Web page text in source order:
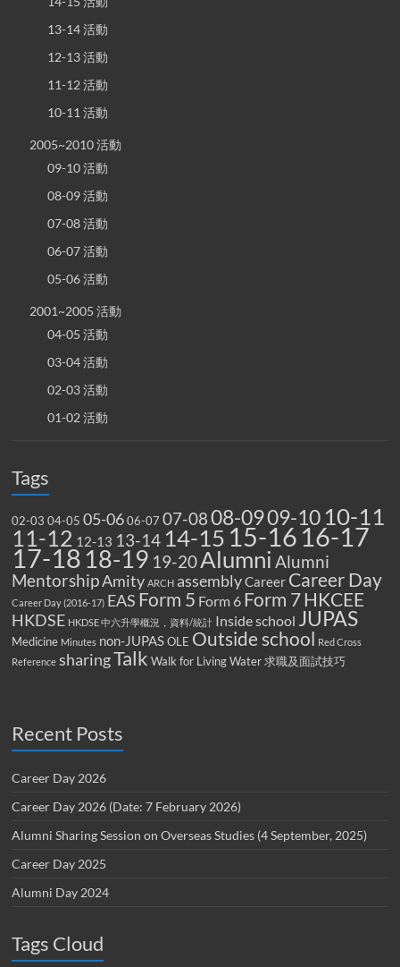
13-14 活動
12-13 活動
11-12 活動
10-11 活動
2005~2010 活動
09-10 活動
08-09 活動
07-08 活動
06-07 活動
05-06 活動
2001~2005 活動
04-05 活動
03-04 活動
02-03 活動
01-02 活動
Tags
02-03 04-05 05-06 06-07 07-0808-0909-10 10-11
11-12 12-13 13-14 14-15 15-16 16-17
17-18 18-19 19-20Alumni Alumni
MentorshipAmity ARCH assemblyCareer Career Day
Career Day (2016-17) EAS Form 5 Form 6 Form 7HKCEE
HKDSE HKDSE 中六升學概況，資料/統計 Inside school JUPAS
Medicine Minutes non-JUPAS OLE Outside school Red Cross
Reference sharingTalk Walk for Living Water 求職及面試技巧
Recent Posts
Career Day 2026
Career Day 2026 (Date: 7 February 2026)
Alumni Sharing Session on Overseas Studies (4 September, 2025)
Career Day 2025
Alumni Day 2024
Tags Cloud